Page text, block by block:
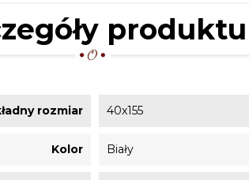
produktu
rozmiar 40x155
Kolor Biały